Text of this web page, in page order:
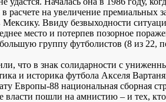
в расчете на увеличение
Мексику. Ввиду безвыходности
место и потерпев позорное
группу футболистов (8 из 22,
что в знак солидарности с
и историка футбола Акселя
Европы-88 национальная сборная
власти пошли на амнистию – и тех,